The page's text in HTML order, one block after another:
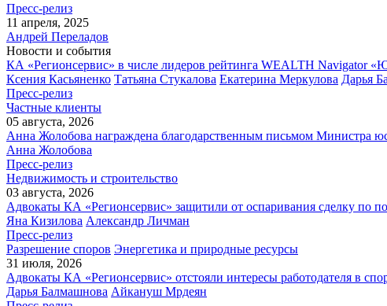
Пресс-релиз
11 апреля, 2025
Андрей Переладов
Новости и события
КА «Регионсервис» в числе лидеров рейтинга WEALTH Navigator
Ксения Касьяненко Татьяна Стукалова Екатерина Меркулова Дарья
Пресс-релиз
Частные клиенты
05 августа, 2026
Анна Жолобова награждена благодарственным письмом Министра
Анна Жолобова
Пресс-релиз
Недвижимость и строительство
03 августа, 2026
Адвокаты КА «Регионсервис» защитили от оспаривания сделку по
Яна Кизилова Александр Личман
Пресс-релиз
Разрешение споров Энергетика и природные ресурсы
31 июля, 2026
Адвокаты КА «Регионсервис» отстояли интересы работодателя в
Дарья Балмашнова Айкануш Мрдеян